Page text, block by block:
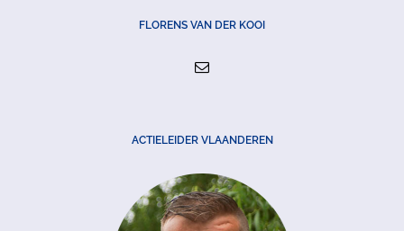
FLORENS VAN DER KOOI
ACTIELEIDER VLAANDEREN